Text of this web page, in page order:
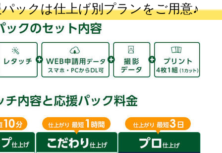
ックは仕上げ別プランをご用意♪